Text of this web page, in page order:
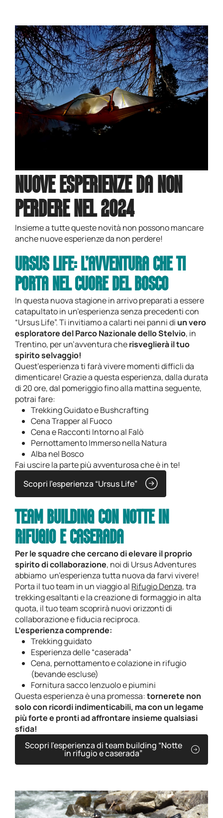
NUOVE ESPERIENZE DA NON
PERDERE NEL 2024
Insieme a tutte queste novità non possono mancare
anche nuove esperienze da non perdere!
URSUS LIFE: L’AVVENTURA CHE TI
PORTA NEL CUORE DEL BOSCO
In questa nuova stagione in arrivo preparati a essere
catapultato in un’esperienza senza precedenti con
“Ursus Life”. Ti invitiamo a calarti nei panni di un vero
esploratore del Parco Nazionale dello Stelvio, in
Trentino, per un’avventura cherisveglierà il tuo
spirito selvaggio!
Quest’esperienza ti farà vivere momenti difficli da
dimenticare! Grazie a questa esperienza, dalla durata
di 20 ore, dal pomeriggio fino alla mattina seguente,
potrai fare:
Trekking Guidato e Bushcrafting
Cena Trapper al Fuoco
Cena e Racconti Intorno al Falò
Pernottamento Immerso nella Natura
Alba nel Bosco
Fai uscire la parte più avventurosa che è in te!
Scopri l’esperienza “Ursus Life”
TEAM BUILDING CON NOTTE IN
RIFUGIO E CASERADA
Per le squadre che cercano di elevare il proprio
spirito di collaborazione, noi di Ursus Adventures
abbiamo un’esperienza tutta nuova da farvi vivere!
Porta il tuo team in un viaggio al Rifugio Denza, tra
trekking esaltanti e la creazione di formaggio in alta
quota, il tuo team scoprirà nuovi orizzonti di
collaborazione e fiducia reciproca.
L’esperienza comprende:
Trekking guidato
Esperienza delle “caserada”
Cena, pernottamento e colazione in rifugio
(bevande escluse)
Fornitura sacco lenzuolo e piumini
Questa esperienza è una promessa:tornerete non
solo con ricordi indimenticabili, ma con un legame
più forte e pronti ad affrontare insieme qualsiasi
sfida!
Scopri l’esperienza di team building “Notte
in rifugio e caserada”